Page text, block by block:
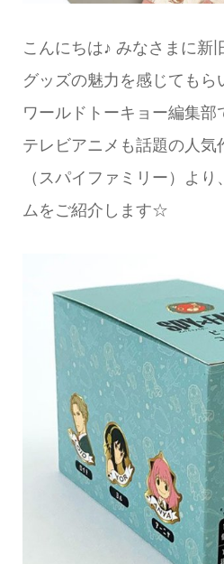
こんにちは♪ みなさまに新
グッズの魅力を感じてもら
ワールドトーキョー編集部
テレビアニメも話題の人気
（スパイファミリー）よ
ムをご紹介します☆